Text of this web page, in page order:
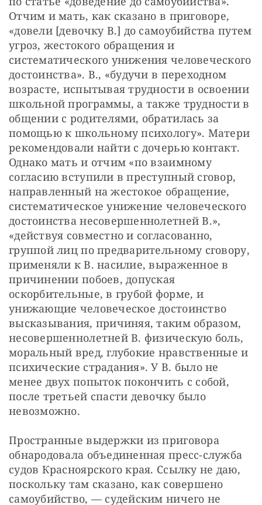
Отчим и мать, как сказано в приговоре,
«довели [девочку В.] до самоубийства путем
угроз, жестокого обращения и
систематического унижения человеческого
достоинства». В., «будучи в переходном
возрасте, испытывая трудности в освоении
школьной программы, а также трудности в
общении с родителями, обратилась за
помощью к школьному психологу». Матери
рекомендовали найти с дочерью контакт.
Однако мать и отчим «по взаимному
согласию вступили в преступный сговор,
направленный на жестокое обращение,
систематическое унижение человеческого
достоинства несовершеннолетней В.»,
«действуя совместно и согласованно,
группой лиц по предварительному сговору,
применяли к В. насилие, выраженное в
причинении побоев, допуская
оскорбительные, в грубой форме, и
унижающие человеческое достоинство
высказывания, причиняя, таким образом,
несовершеннолетней В. физическую боль,
моральный вред, глубокие нравственные и
психические страдания». У В. было не
менее двух попыток покончить с собой,
после третьей спасти девочку было
невозможно.
Пространные выдержки из приговора
обнародовала объединенная пресс-служба
судов Красноярского края. Ссылку не даю,
поскольку там сказано, как совершено
самоубийство, — судейским ничего не